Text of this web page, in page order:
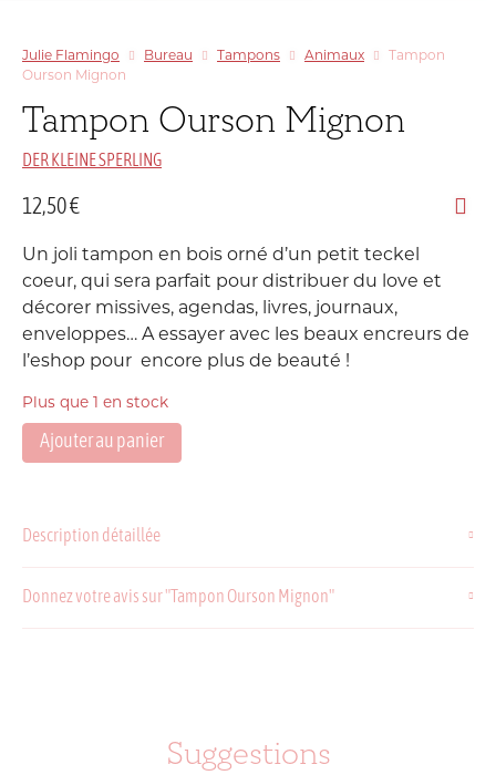
Julie Flamingo Bureau Tampons Animaux
Tampon
Ourson Mignon
Tampon Ourson Mignon
DER KLEINE SPERLING
12,50€
Un joli tampon en bois orné d’un petit teckel
coeur, qui sera parfait pour distribuer du love et
décorer missives, agendas, livres, journaux,
enveloppes… A essayer avec les beaux encreurs de
l’eshop pour encore plus de beauté !
Plus que 1 en stock
quantité
Mignon
Ajouter au panier
Description détaillée
Donnez votre avis sur "Tampon Ourson Mignon"
Suggestions